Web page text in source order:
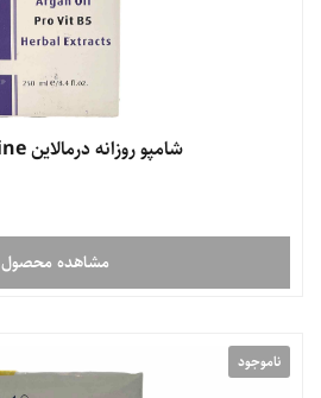
شامپو روزانه درمالاین Dermaline
مشاهده محصول
ناموجود